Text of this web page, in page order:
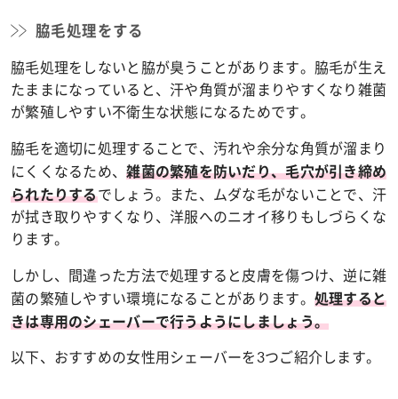
脇毛処理をする
脇毛処理をしないと脇が臭うことがあります。脇毛が生え
たままになっていると、汗や角質が溜まりやすくなり雑菌
が繁殖しやすい不衛生な状態になるためです。
脇毛を適切に処理することで、汚れや余分な角質が溜まり
にくくなるため、雑菌の繁殖を防いだり、毛穴が引き締め
られたりするでしょう。また、ムダな毛がないことで、汗
が拭き取りやすくなり、洋服へのニオイ移りもしづらくな
ります。
しかし、間違った方法で処理すると皮膚を傷つけ、逆に雑
菌の繁殖しやすい環境になることがあります。 処理すると
きは専用のシェーバーで行うようにしましょう。
以下、おすすめの女性用シェーバーを3つご紹介します。